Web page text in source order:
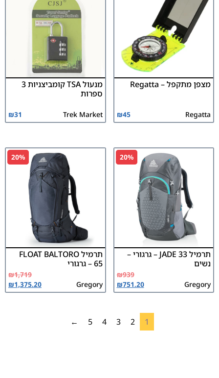
מצפן מתקפל – Regatta
Regatta
₪45
מנעול TSA קומביצניות 3
ספרות
Trek Market
₪31
20%
תרמיל JADE 33 – גרגורי –
נשים
Gregory
₪939
₪751.20
20%
תרמיל FLOAT BALTORO
65 – גרגורי
Gregory
₪1,719
₪1,375.20
1
2
3
4
5
←